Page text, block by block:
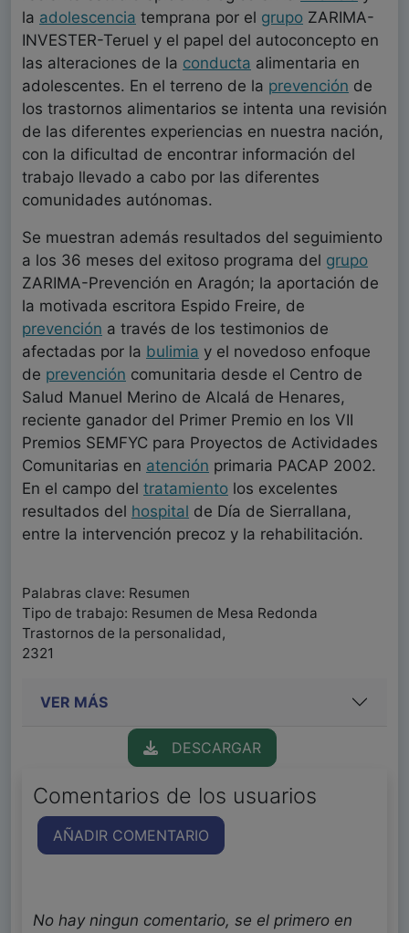
la adolescencia temprana por el grupo ZARIMA-
INVESTER-Teruel y el papel del autoconcepto en
las alteraciones de la conducta alimentaria en
adolescentes. En el terreno de la prevención de
los trastornos alimentarios se intenta una revisión
de las diferentes experiencias en nuestra nación,
con la dificultad de encontrar información del
trabajo llevado a cabo por las diferentes
comunidades autónomas.
Se muestran además resultados del seguimiento
a los 36 meses del exitoso programa del grupo
ZARIMA-Prevención en Aragón; la aportación de
la motivada escritora Espido Freire, de
prevención a través de los testimonios de
afectadas por la bulimia y el novedoso enfoque
de prevención comunitaria desde el Centro de
Salud Manuel Merino de Alcalá de Henares,
reciente ganador del Primer Premio en los VII
Premios SEMFYC para Proyectos de Actividades
Comunitarias en atención primaria PACAP 2002.
En el campo del tratamiento los excelentes
resultados del hospital de Día de Sierrallana,
entre la intervención precoz y la rehabilitación.
Palabras clave: Resumen
Tipo de trabajo: Resumen de Mesa Redonda
Trastornos de la personalidad,
2321
VER MÁS
DESCARGAR
Comentarios de los usuarios
AÑADIR COMENTARIO
No hay ningun comentario, se el primero en